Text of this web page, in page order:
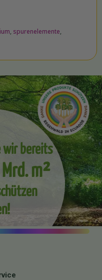
, spurenelemente,
wir bereits
m²